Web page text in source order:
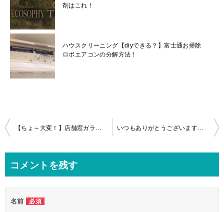
剤はこれ！
ハウスクリーニング【diyできる？】富士通お掃除
ロボエアコンの分解方法！
投
ビ
ー
コメントを残す
名前 必須